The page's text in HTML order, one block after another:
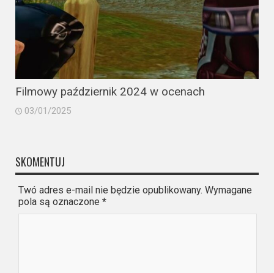
Filmowy październik 2024 w ocenach
03/01/2025
SKOMENTUJ
Twó adres e-mail nie będzie opublikowany. Wymagane
pola są oznaczone *